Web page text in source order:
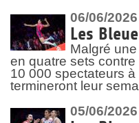
06/06/2026
Les
Malgré
en quatre sets
10 000 spectateurs
termineront leur
05/06/2026